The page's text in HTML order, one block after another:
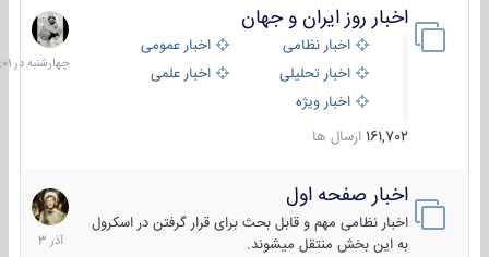
اخبار روز ایران و جهان
اخبار نظامی
اخبار عمومی
اخبار تحلیلی
اخبار علمی
اخبار ویژه
161,702 ارسال ها
در
06:01
اخبار صفحه اول
اخبار نظامی مهم و قابل بحث برای قرار گرفتن در اسکرول
به این بخش منتقل میشوند.
7
آذر
1403